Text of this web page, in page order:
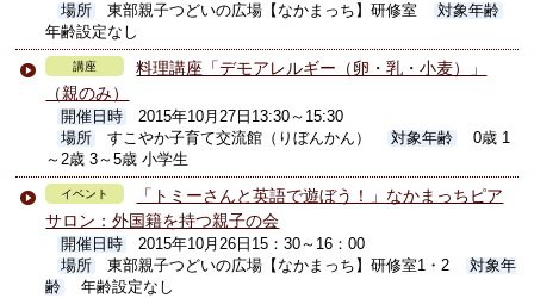
場所
東部親子つどいの広場【なかまっち】研修室
対象年齢
年齢設定なし
講座
料理講座「デモアレルギー（卵・乳・小麦）」
（親のみ）
開催日時
2015年10月27日13:30～15:30
場所
すこやか子育て交流館（りぼんかん） 対象年齢
0歳 1
～2歳 3～5歳 小学生
イベント
「トミーさんと英語で遊ぼう！」なかまっちピア
サロン：外国籍を持つ親子の会
開催日時
2015年10月26日15：30～16：00
場所
東部親子つどいの広場【なかまっち】研修室1・2
対象年
齢
年齢設定なし